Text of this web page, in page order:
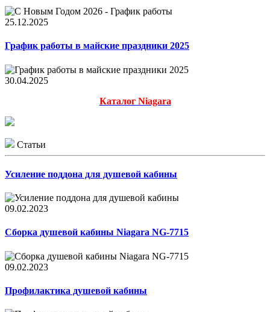
25.12.2025
График работы в майские праздники 2025
30.04.2025
Каталог Niagara
Статьи
Усиление поддона для душевой кабины
09.02.2023
Сборка душевой кабины Niagara NG-7715
09.02.2023
Профилактика душевой кабины